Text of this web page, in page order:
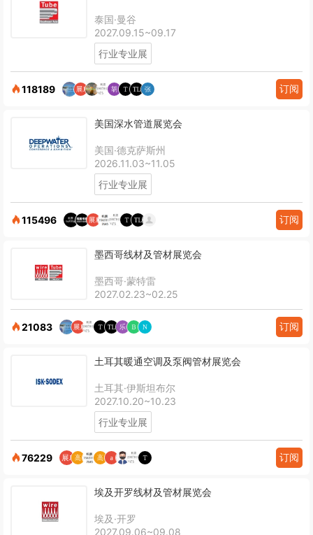
泰国·曼谷
2027.09.15~09.17
行业专业展
118189 订阅
美国深水管道展览会
美国·德克萨斯州
2026.11.03~11.05
行业专业展
115496 订阅
墨西哥线材及管材展览会
墨西哥·蒙特雷
2027.02.23~02.25
21083 订阅
土耳其暖通空调及泵阀管材展览会
土耳其·伊斯坦布尔
2027.10.20~10.23
行业专业展
76229 订阅
埃及开罗线材及管材展览会
埃及·开罗
2027.09.06~09.08